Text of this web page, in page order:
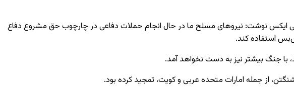
ایکس نوشت: نیروهای مسلح ما در حال انجام حملات دفاعی در چارچوب حق مشروع دفاع
استفاده کند.
با جنگ بیشتر نیز به دست نخواهد آمد.
از جمله امارات متحده عربی و کویت، تمجید کرده بود.